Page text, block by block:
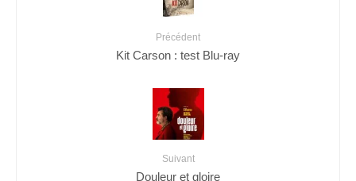
Précédent
Kit Carson : test Blu-ray
Suivant
Douleur et gloire